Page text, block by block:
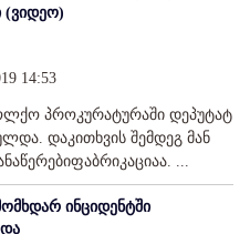
(ვიდეო)
14:53
პროკურატურაში დეპუტატ
დაკითხვის შემდეგ მან
...
ინციდენტში